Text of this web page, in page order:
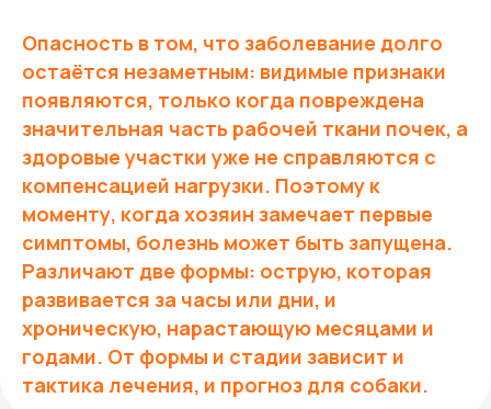
Опасность в том, что заболевание долго
остаётся незаметным: видимые признаки
появляются, только когда повреждена
значительная часть рабочей ткани почек, а
здоровые участки уже не справляются с
компенсацией нагрузки. Поэтому к
моменту, когда хозяин замечает первые
симптомы, болезнь может быть запущена.
Различают две формы: острую, которая
развивается за часы или дни, и
хроническую, нарастающую месяцами и
годами. От формы и стадии зависит и
тактика лечения, и прогноз для собаки.